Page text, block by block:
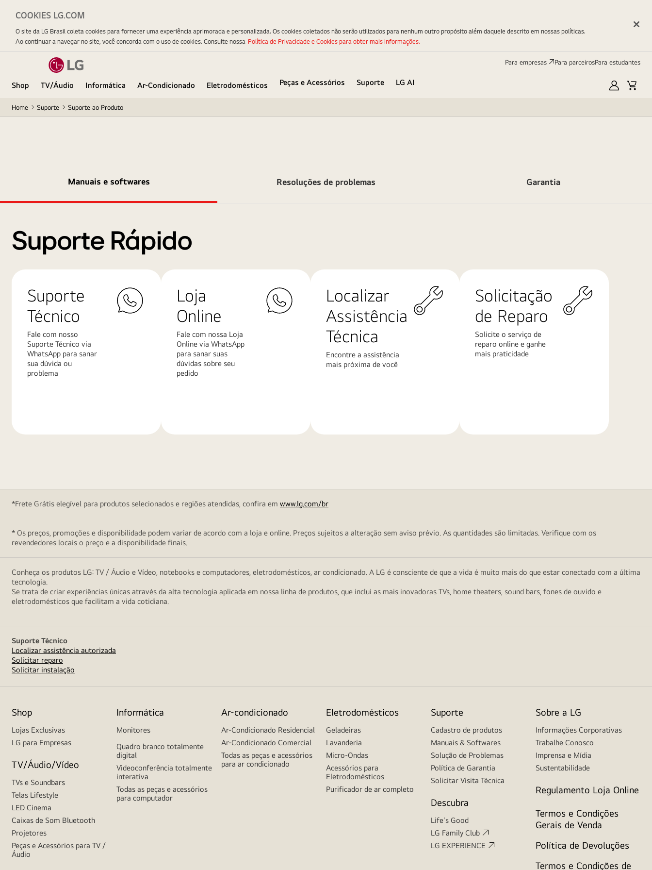
Para empresas Para parceirosPara estudantes
Shop TV/Áudio Informática Ar-Condicionado Eletrodomésticos Peças e Acessórios Suporte
LG AI
Minha
Home Suporte Suporte ao Produto
Manuais e softwares Resoluções de problemas Garantia
Suporte Rápido
Suporte
Técnico
Fale com nosso
Suporte Técnico via
WhatsApp para sanar
sua dúvida ou
problema
Loja
Online
Fale com nossa Loja
Online via WhatsApp
para sanar suas
dúvidas sobre seu
pedido
Localizar
Assistência
Técnica
Encontre a assistência
mais próxima de você
Solicitação
de Reparo
Solicite o serviço de
reparo online e ganhe
mais praticidade
*Frete Grátis elegível para produtos selecionados e regiões atendidas, confira em www.lg.com/br
* Os preços, promoções e disponibilidade podem variar de acordo com a loja e online. Preços sujeitos a alteração sem aviso prévio. As quantidades são limitadas. Verifique com os
revendedores locais o preço e a disponibilidade finais.
Conheça os produtos LG: TV / Áudio e Vídeo, notebooks e computadores, eletrodomésticos, ar condicionado. A LG é consciente de que a vida é muito mais do que estar conectado com a última
tecnologia.
Se trata de criar experiências únicas através da alta tecnologia aplicada em nossa linha de produtos, que inclui as mais inovadoras TVs, home theaters, sound bars, fones de ouvido e
eletrodomésticos que facilitam a vida cotidiana.
Suporte Técnico
Localizar assistência autorizada
Solicitar reparo
Solicitar instalação
Shop
Lojas Exclusivas
LG para Empresas
TV/Áudio/Vídeo
TVs e Soundbars
Telas Lifestyle
LED Cinema
Caixas de Som Bluetooth
Projetores
Peças e Acessórios para TV /
Áudio
Informática
Monitores
Quadro branco totalmente
digital
Videoconferência totalmente
interativa
Todas as peças e acessórios
para computador
Ar-condicionado
Ar-Condicionado Residencial
Ar-Condicionado Comercial
Todas as peças e acessórios
para ar condicionado
Eletrodomésticos
Geladeiras
Lavanderia
Micro-Ondas
Acessórios para
Eletrodomésticos
Purificador de ar completo
Suporte
Cadastro de produtos
Manuais & Softwares
Solução de Problemas
Política de Garantia
Solicitar Visita Técnica
Descubra
Life's Good
LG Family Club
LG EXPERIENCE
Sobre a LG
Informações Corporativas
Trabalhe Conosco
Imprensa e Mídia
Sustentabilidade
Regulamento Loja Online
Termos e Condições
Gerais de Venda
Política de Devoluções
Termos e Condições de
COOKIES LG.COM
O site da LG Brasil coleta cookies para fornecer uma experiência aprimorada e personalizada. Os cookies coletados não serão utilizados para nenhum outro propósito além daquele descrito em nossas políticas.
Ao continuar a navegar no site, você concorda com o uso de cookies. Consulte nossa Política de Privacidade e Cookies para obter mais informações.